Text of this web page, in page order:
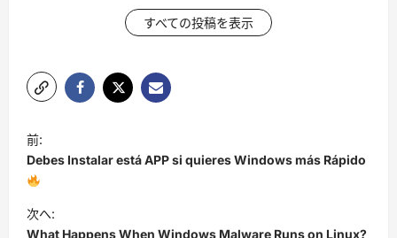
すべての投稿を表示
投
稿
ナ
ビ
前:
Debes Instalar está APP si quieres Windows más Rápido
次へ:
What Happens When Windows Malware Runs on Linux?